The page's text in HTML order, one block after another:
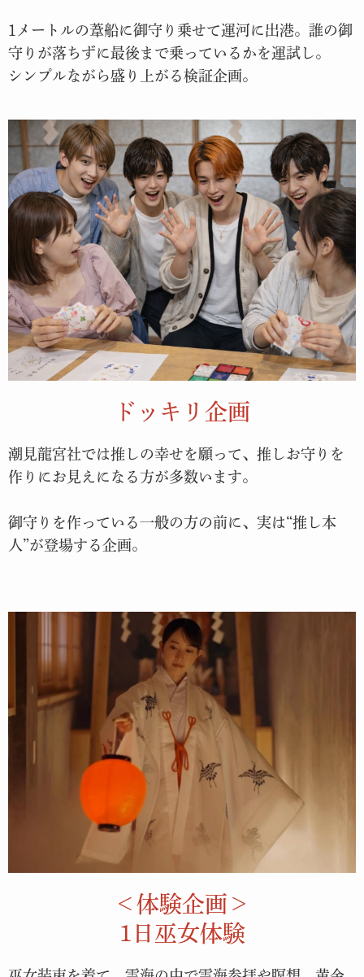
1メートルの葦船に御守り乗せて運河に出港。誰の御
守りが落ちずに最後まで乗っているかを運試し。
シンプルながら盛り上がる検証企画。
ドッキリ企画
潮見龍宮社では推しの幸せを願って、推しお守りを
作りにお見えになる方が多数います。
御守りを作っている一般の方の前に、実は“推し本
人”が登場する企画。
＜体験企画＞
1日巫女体験